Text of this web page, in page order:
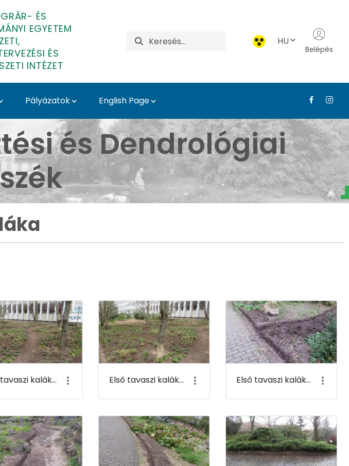
ÉS
EGYETEM
ÉS
INTÉZET
HU
Belépés
Pályázatok English Page
- Médiatár - Tájépítészeti,
és Dendrológiai
Első tavaszi kaláka 106 Első tavaszi kaláka 107 Első tavaszi kaláka 108